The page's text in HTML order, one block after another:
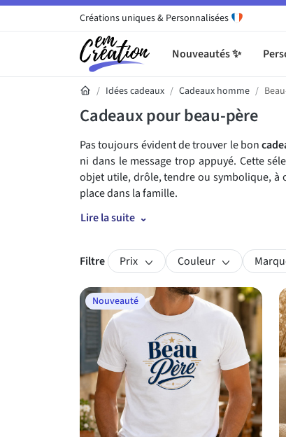
Créations uniques & Personnalisées
Nouveautés ✨
Idées cadeaux Cadeaux homme
Cadeaux pour beau-père
Pas toujours évident de trouver le bon
ni dans le message trop appuyé. Cette
objet utile, drôle, tendre ou symbolique, à
place dans la famille.
Lire la suite
Filtre Prix Couleur
Découvrez notre
Nouveauté